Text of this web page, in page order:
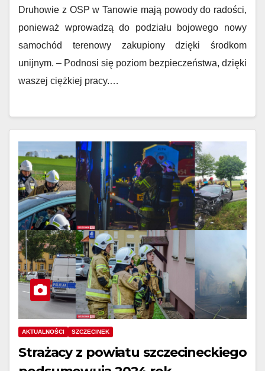
Druhowie z OSP w Tanowie mają powody do radości,
ponieważ wprowadzą do podziału bojowego nowy
samochód terenowy zakupiony dzięki środkom
unijnym. – Podnosi się poziom bezpieczeństwa, dzięki
waszej ciężkiej pracy.…
AKTUALNOŚCI SZCZECINEK
Strażacy z powiatu szczecineckiego